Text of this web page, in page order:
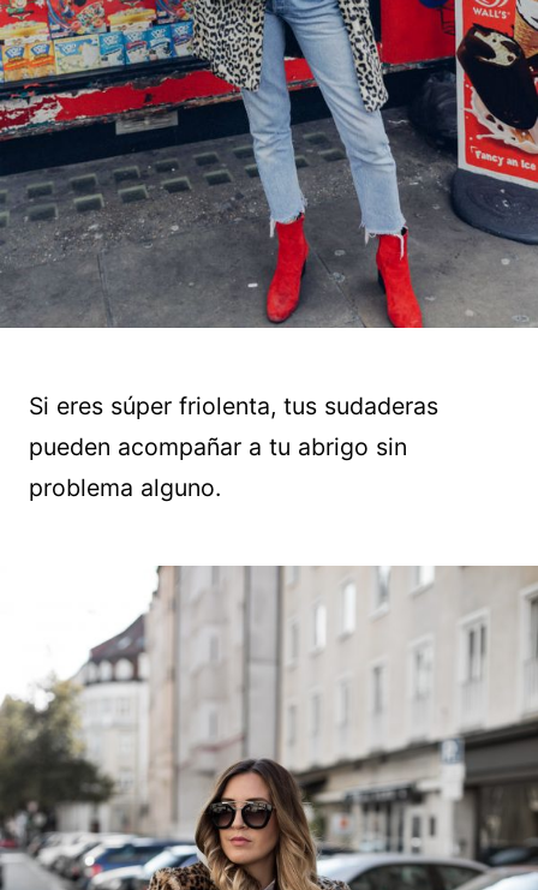
Si eres súper friolenta, tus sudaderas
pueden acompañar a tu abrigo sin
problema alguno.